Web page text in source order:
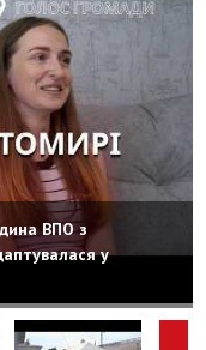
ВПО з
у